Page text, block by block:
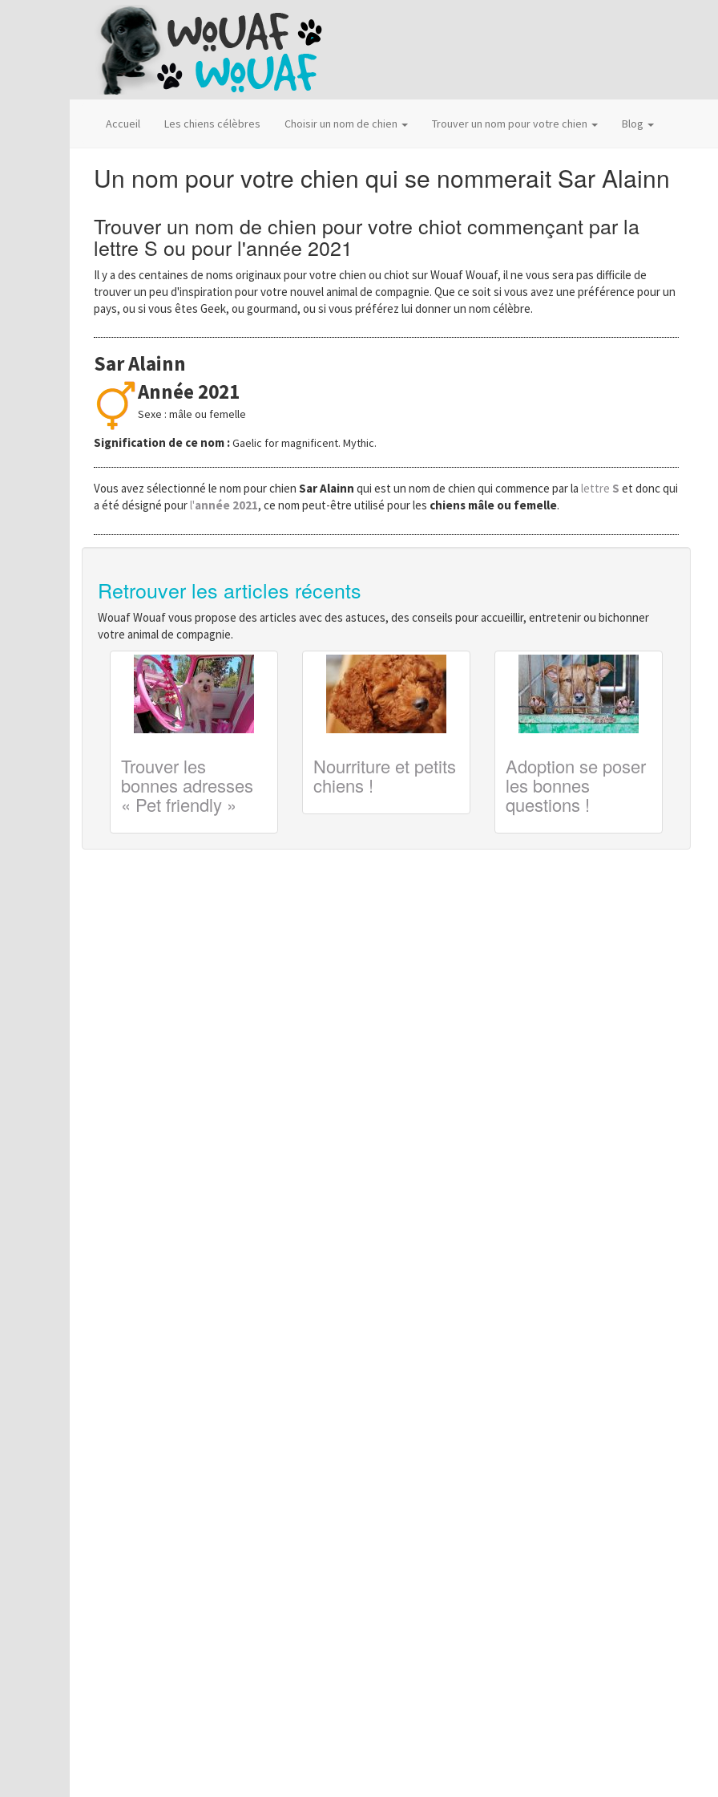
Accueil Les chiens célèbres Choisir un nom de chien Trouver un nom pour votre chien Blog
Un nom pour votre chien qui se nommerait Sar Alainn
Trouver un nom de chien pour votre chiot commençant par la
lettre S ou pour l'année 2021
Il y a des centaines de noms originaux pour votre chien ou chiot sur Wouaf Wouaf, il ne vous sera pas difficile de
trouver un peu d'inspiration pour votre nouvel animal de compagnie. Que ce soit si vous avez une préférence pour un
pays, ou si vous êtes Geek, ou gourmand, ou si vous préférez lui donner un nom célèbre.
Sar Alainn
Année 2021
Sexe : mâle ou femelle
Signification de ce nom :Gaelic for magnificent. Mythic.
Vous avez sélectionné le nom pour chien Sar Alainn qui est un nom de chien qui commence par la lettre S et donc qui
a été désigné pourl'année 2021, ce nom peut-être utilisé pour les chiens mâle ou femelle.
Retrouver les articles récents
Wouaf Wouaf vous propose des articles avec des astuces, des conseils pour accueillir, entretenir ou bichonner
votre animal de compagnie.
Trouver les
bonnes adresses
« Pet friendly »
Nourriture et petits
chiens !
Adoption se poser
les bonnes
questions !